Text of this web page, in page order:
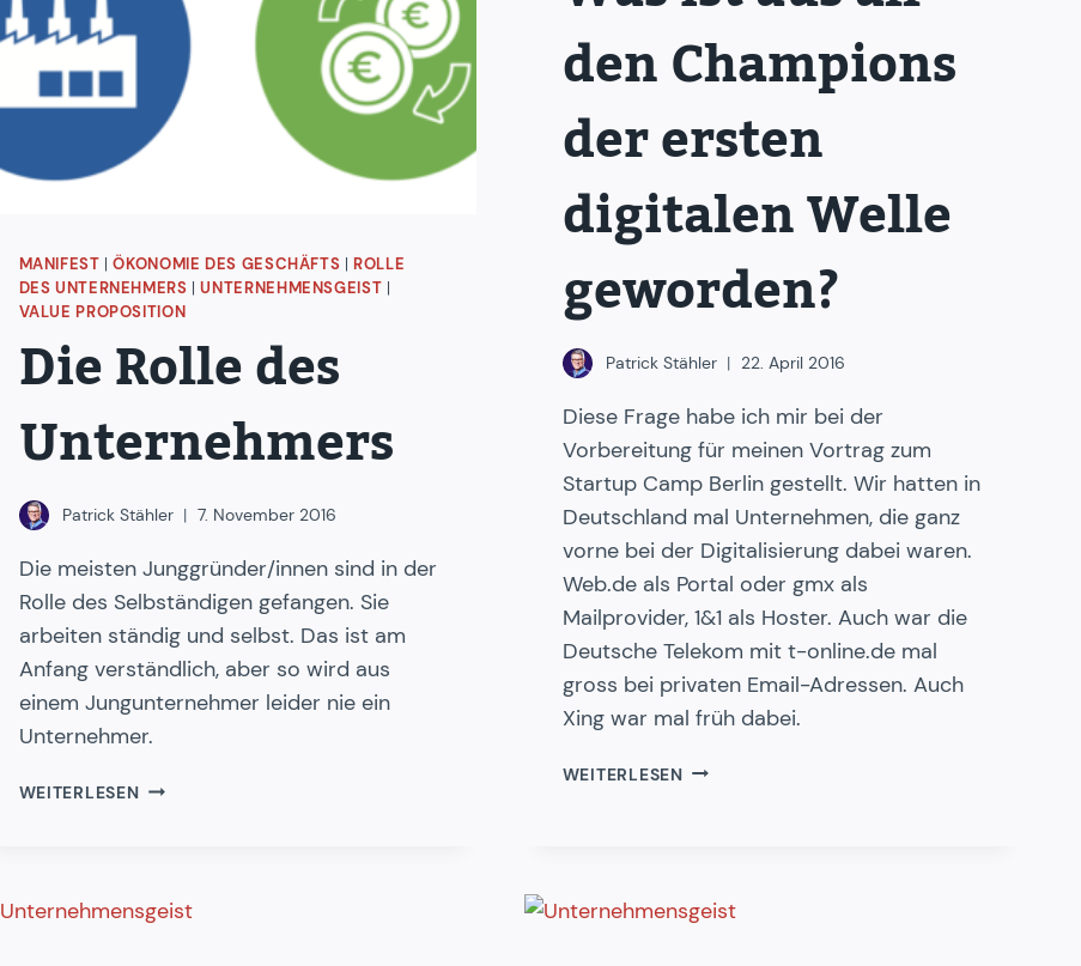
MANIFEST |ÖKONOMIE DES GESCHÄFTS
ROLLE
DES UNTERNEHMERS |UNTERNEHMENSGEIST
VALUE PROPOSITION
Die Rolle des
Unternehmers
Patrick Stähler 7. November 2016
Die meisten Junggründer/innen sind in der
Rolle des Selbständigen gefangen. Sie
arbeiten ständig und selbst. Das ist am
Anfang verständlich, aber so wird aus
einem Jungunternehmer leider nie ein
Unternehmer.
WEITERLESENDIE
den Champions
der ersten
digitalen Welle
geworden?
Patrick Stähler 22. April 2016
Diese Frage habe ich mir bei der
Vorbereitung für meinen Vortrag zum
Startup Camp Berlin gestellt. Wir hatten in
Deutschland mal Unternehmen, die ganz
vorne bei der Digitalisierung dabei waren.
Web.de als Portal oder gmx als
Mailprovider, 1&1 als Hoster. Auch war die
Deutsche Telekom mit t-online.de mal
gross bei privaten Email-Adressen. Auch
Xing war mal früh dabei.
WEITERLESENWAS
CHAMPIONS